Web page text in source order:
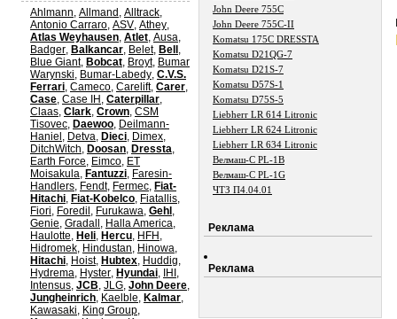
Ahlmann, Allmand , Alltrack,
Antonio Carraro, ASV, Athey,
Atlas Weyhausen, Atlet, Ausa,
Badger, Balkancar, Belet, Bell ,
Blue Giant, Bobcat, Broyt, Bumar
Warynski, Bumar-Labedy, C.V.S.
Ferrari, Cameco, Carelift, Carer,
Case, Case IH , Caterpillar,
Claas, Clark, Crown, CSM
Tisovec, Daewoo, Deilmann-
Haniel , Detva, Dieci, Dimex,
DitchWitch, Doosan, Dressta,
Earth Force, Eimco, ET
Moisakula, Fantuzzi, Faresin-
Handlers, Fendt, Fermec, Fiat-
Hitachi, Fiat-Kobelco, Fiatallis,
Fiori, Foredil , Furukawa, Gehl ,
Genie, Gradall , Halla America,
Haulotte, Heli, Hercu, HFH ,
Hidromek, Hindustan, Hinowa,
Hitachi, Hoist, Hubtex, Huddig,
Hydrema, Hyster, Hyundai, IHI ,
Intensus, JCB, JLG, John Deere,
Jungheinrich, Kaelble, Kalmar,
Kawasaki, King Group,
John Deere 755C
John Deere 755C-II
Komatsu 175C DRESSTA
Komatsu D21QG-7
Komatsu D21S-7
Komatsu D57S-1
Komatsu D75S-5
Liebherr LR 614 Litronic
Liebherr LR 624 Litronic
Liebherr LR 634 Litronic
Велмаш-С PL-1B
Велмаш-С PL-1G
ЧТЗ П4.04.01
Реклама
Реклама